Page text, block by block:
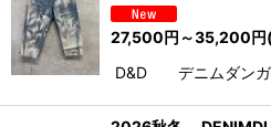
27,500円 ～35,200円
D&D デニムダンガ